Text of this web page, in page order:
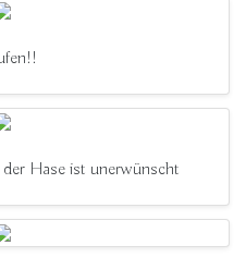
Hase ist unerwünscht